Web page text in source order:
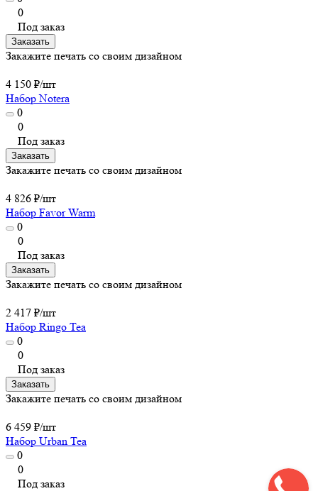
0
Под заказ
Заказать
Закажите печать со своим дизайном
4 150 ₽/шт
Набор Notera
0
0
Под заказ
Заказать
Закажите печать со своим дизайном
4 826 ₽/шт
Набор Favor Warm
0
0
Под заказ
Заказать
Закажите печать со своим дизайном
2 417 ₽/шт
Набор Ringo Tea
0
0
Под заказ
Заказать
Закажите печать со своим дизайном
6 459 ₽/шт
Набор Urban Tea
0
0
Под заказ